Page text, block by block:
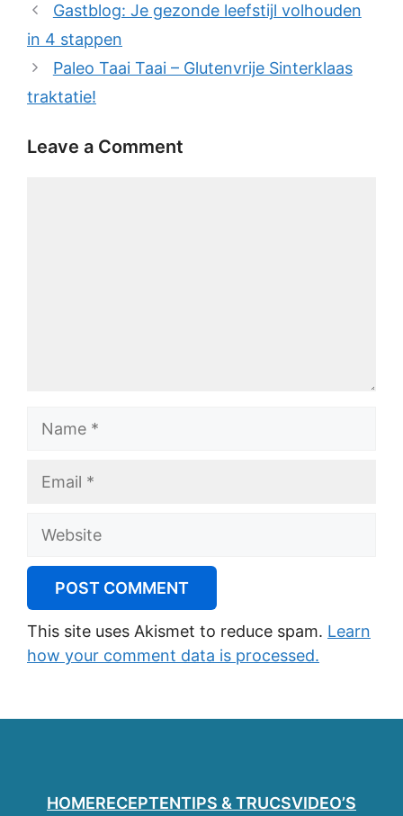
Gastblog: Je gezonde leefstijl volhouden
in 4 stappen
Paleo Taai Taai – Glutenvrije Sinterklaas
traktatie!
Leave a Comment
Website
This site uses Akismet to reduce spam. Learn
how your comment data is processed.
HOMERECEPTENTIPS & TRUCSVIDEO’S